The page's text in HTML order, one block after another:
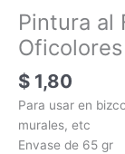
Pintura al
Oficolores
$ 1,80
Para usar en
murales, etc
Envase de 65 gr